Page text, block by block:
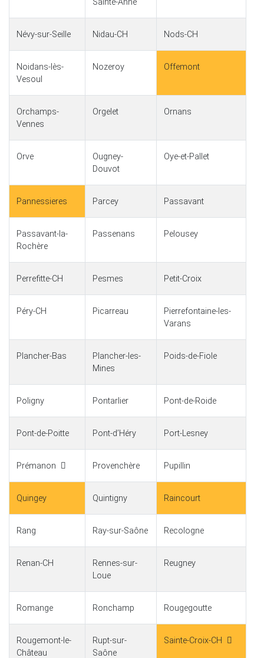
Névy-sur-Seille Nidau-CH Nods-CH
Noidans-lès-
Vesoul
Nozeroy Offemont
Orchamps-
Vennes
Orgelet Ornans
Orve
Ougney-
Douvot
Oye-et-Pallet
Pannessieres Parcey Passavant
Passavant-la-
Rochère
Passenans Pelousey
Perrefitte-CH Pesmes Petit-Croix
Péry-CH Picarreau
Pierrefontaine-les-
Varans
Plancher-Bas
Plancher-les-
Mines
Poids-de-Fiole
Poligny Pontarlier Pont-de-Roide
Pont-de-Poitte Pont-dʼHéry Port-Lesney
Prémanon Provenchère Pupillin
Quingey Quintigny Raincourt
Rang Ray-sur-Saône Recologne
Renan-CH
Rennes-sur-
Loue
Reugney
Romange Ronchamp Rougegoutte
Rougemont-le-
Château
Rupt-sur-
Saône
Sainte-Croix-CH